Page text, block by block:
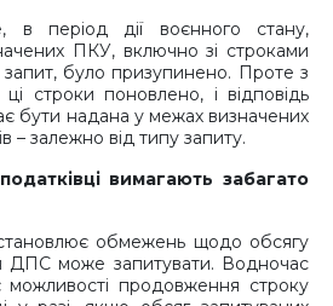
в період дії воєнного стану,
ПКУ, включно зі строками
запит, було призупинено. Проте з
строки поновлено, і відповідь
бути надана у межах визначених
– залежно від типу запиту.
вимагають забагато
обмежень щодо обсягу
ДПС може запитувати. Водночас
продовження строку